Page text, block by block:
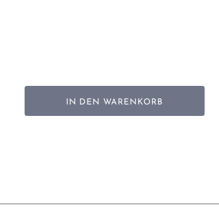
weshalb Maße, Farben und
IN DEN WARENKORB